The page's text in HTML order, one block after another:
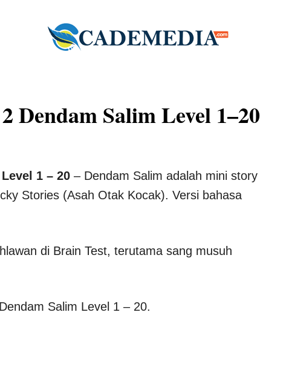
Dendam Salim Level 1–20
1 – 20 – Dendam Salim adalah mini story
Stories (Asah Otak Kocak). Versi bahasa
di Brain Test, terutama sang musuh
Salim Level 1 – 20.